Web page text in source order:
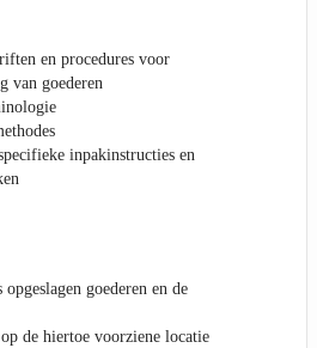
en procedures voor
van goederen
inpakinstructies en
goederen en de
de hiertoe voorziene locatie